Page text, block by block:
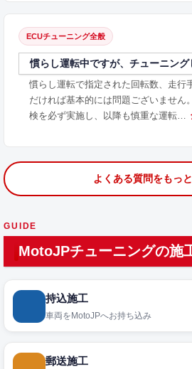
ECUチューニング全般
慣らし運転中ですが、チューニン
慣らし運転で指定された回転数、走行
だければ基本的には問題ございません
検を必ず実施し、以降も慎重な運転…
よくある質問をもっ
GUIDE
MotoJPチューニングの施
持込施工
車両をMotoJPへお持ち込み
郵送施工